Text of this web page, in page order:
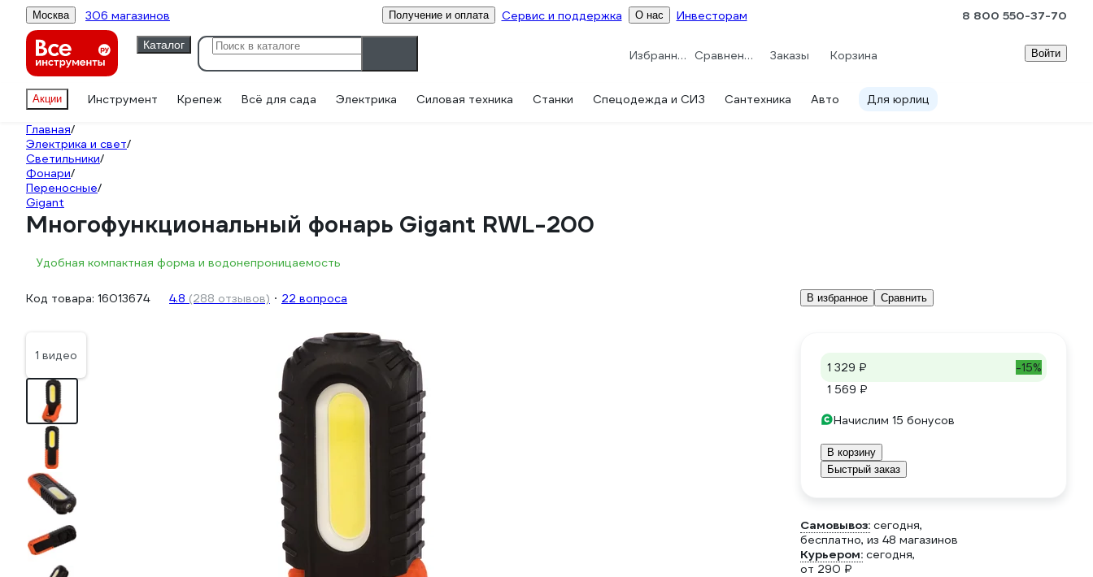
Москва 306 магазинов Получение и оплата Сервис и поддержка О нас Инвесторам 8 800 550-37-70
Каталог
Избранное Сравнение Заказы Корзина Войти
Акции Инструмент Крепеж Всё для сада Электрика Силовая техника Станки Спецодежда и СИЗ Сантехника Авто Для юрлиц
Главная/
Электрика и свет/
Светильники/
Фонари/
Переносные/
Gigant
Многофункциональный фонарь Gigant RWL-200
Удобная компактная форма и водонепроницаемость
Код товара: 16013674 4.8 (288 отзывов) 22 вопроса В избранное Сравнить
1 видео
1 329 ₽
-15%
1 569 ₽
Начислим 15 бонусов
В корзину
Быстрый заказ
Самовывоз: сегодня,
бесплатно, из 48 магазинов
Курьером: сегодня,
от 290 ₽